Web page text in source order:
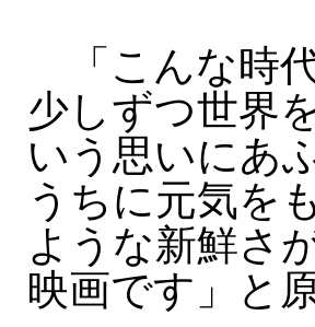
「こんな時
少しずつ世界
いう思いにあ
うちに元気を
ような新鮮さ
映画です」と